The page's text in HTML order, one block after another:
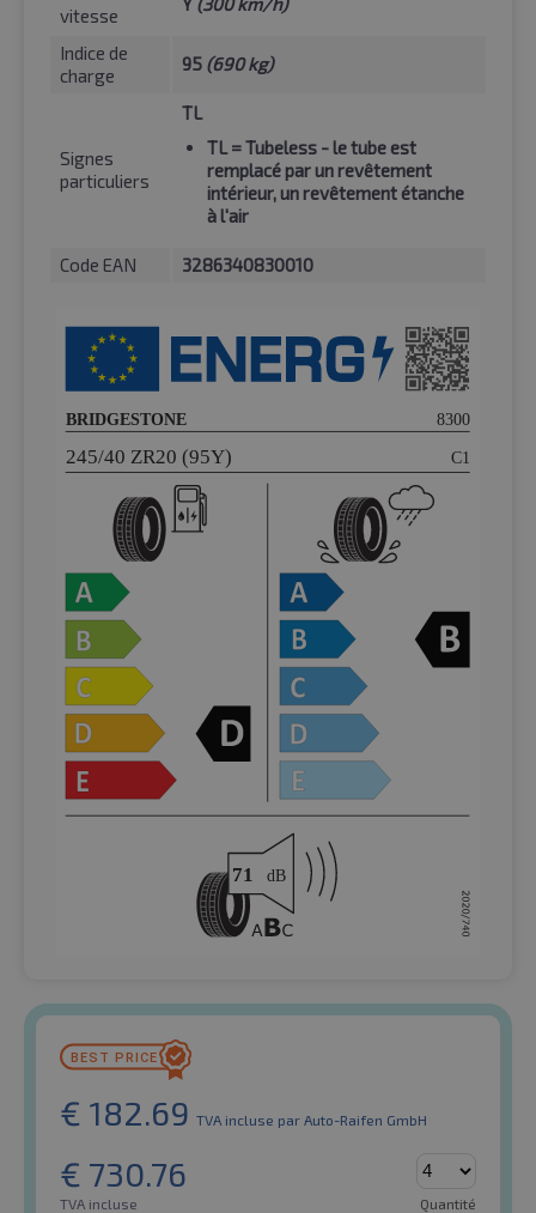
vitesse
Indice de
charge
95 (690 kg)
Signes
particuliers
TL
TL= Tubeless - le tube est
remplacé par un revêtement
intérieur, un revêtement étanche
à l'air
Code EAN 3286340830010
€ 182.69 TVA incluse par Auto-Raifen GmbH
€ 730.76
TVA incluse Quantité